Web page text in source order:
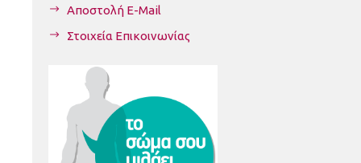
Αποστολή E-Mail
Στοιχεία Επικοινωνίας